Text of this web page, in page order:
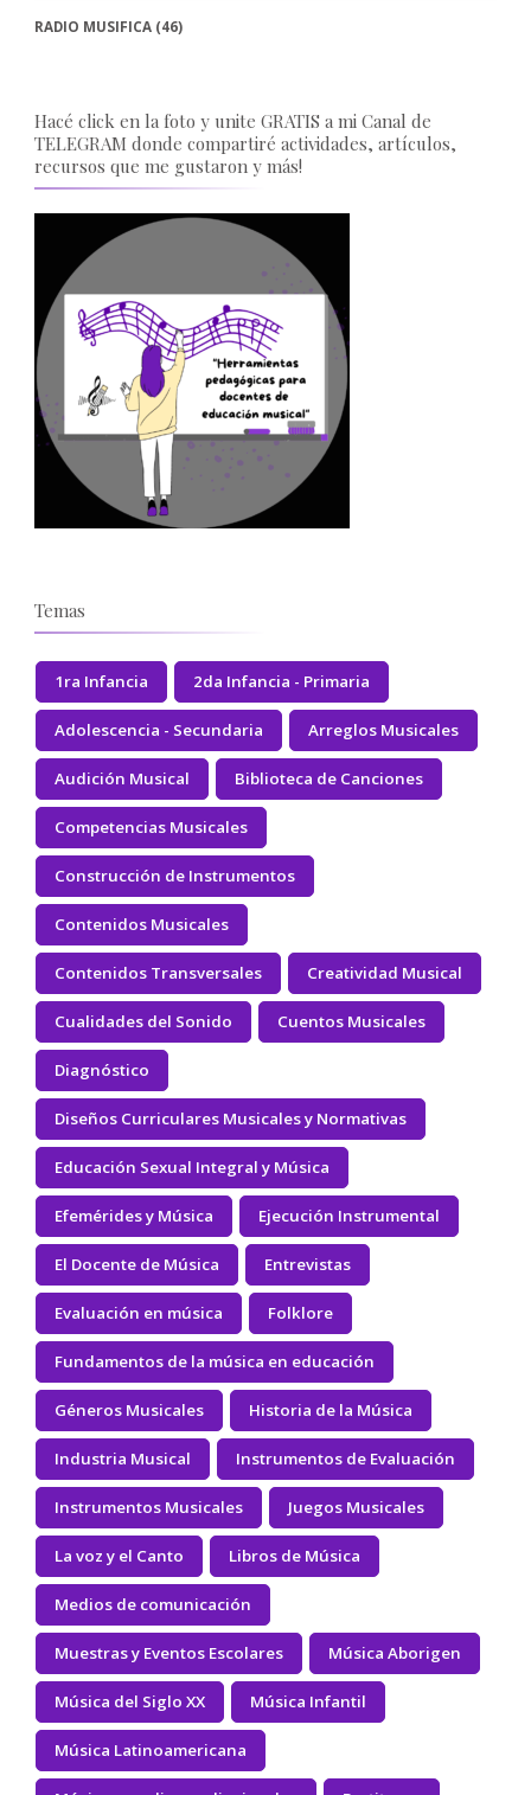
RADIO MUSIFICA (46)
Hacé click en la foto y unite GRATIS a mi Canal de
TELEGRAM donde compartiré actividades, artículos,
recursos que me gustaron y más!
Temas
1ra Infancia 2da Infancia - Primaria
Adolescencia - Secundaria Arreglos Musicales
Audición Musical Biblioteca de Canciones
Competencias Musicales
Construcción de Instrumentos
Contenidos Musicales
Contenidos Transversales Creatividad Musical
Cualidades del Sonido Cuentos Musicales
Diagnóstico
Diseños Curriculares Musicales y Normativas
Educación Sexual Integral y Música
Efemérides y Música Ejecución Instrumental
El Docente de Música Entrevistas
Evaluación en música Folklore
Fundamentos de la música en educación
Géneros Musicales Historia de la Música
Industria Musical Instrumentos de Evaluación
Instrumentos Musicales Juegos Musicales
La voz y el Canto Libros de Música
Medios de comunicación
Muestras y Eventos Escolares Música Aborigen
Música del Siglo XX Música Infantil
Música Latinoamericana